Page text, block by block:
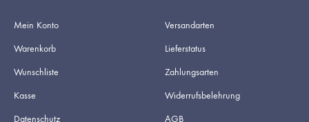
Mein Konto
Warenkorb
Wunschliste
Kasse
Datenschutz
Versandarten
Lieferstatus
Zahlungsarten
Widerrufsbelehrung
AGB